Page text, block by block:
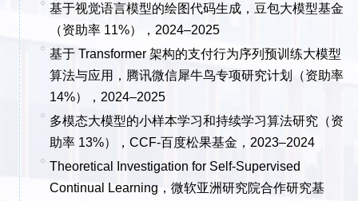
基于视觉语言模型的绘图代码生成，豆包大模型基金
（资助率 11%）
，2024–2025
基于 Transformer 架构的支付行为序列预训练大模型
算法与应用，腾讯微信犀牛鸟专项研究计划
（资助率
14%）
，2024–2025
多模态大模型的小样本学习和持续学习算法研究 （资
助率 13%）
，CCF-百度松果基金，2023–2024
Theoretical Investigation for Self-Supervised
Continual Learning，微软亚洲研究院合作研究基